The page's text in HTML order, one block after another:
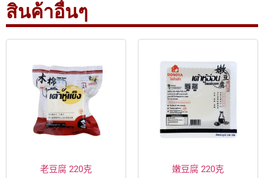
สินค้าอื่นๆ
老豆腐 220克 嫩豆腐 220克